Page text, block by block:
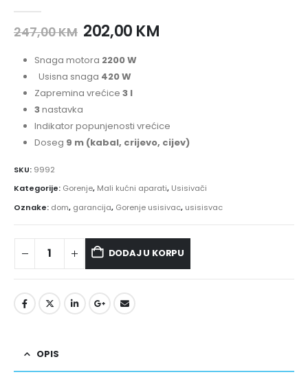
247,00KM 202,00 KM
Snaga motora 2200 W
Usisna snaga 420 W
Zapremina vrećice 3 l
3nastavka
Indikator popunjenosti vrećice
Doseg 9 m (kabal, crijevo, cijev)
SKU: 9992
Kategorije: Gorenje, Mali kućni aparati, Usisivači
Oznake: dom, garancija, Gorenje usisivac, usisisvac
DODAJ U KORPU
OPIS